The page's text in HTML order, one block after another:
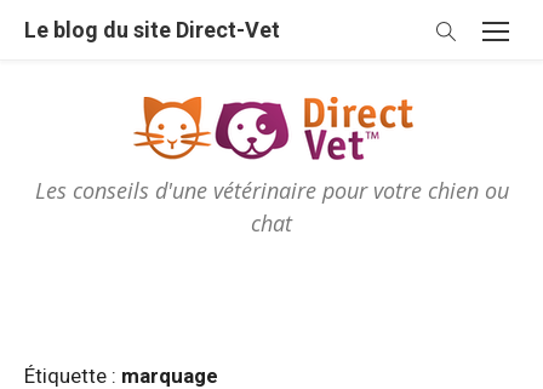
Les conseils d'une vétérinaire pour votre chien ou
chat
Le blog du site Direct-Vet
Étiquette : marquage